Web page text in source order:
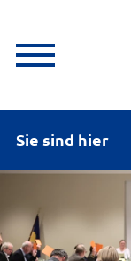
Sie sind hier